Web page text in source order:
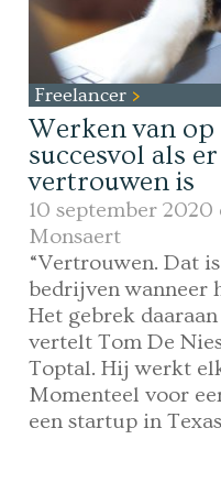
Freelancer
Werken van
succesvol als
vertrouwen is
10 september 2020
Monsaert
“Vertrouwen. Dat
bedrijven wanneer
Het gebrek
vertelt Tom De
Toptal. Hij werkt
Momenteel voor
een startup in